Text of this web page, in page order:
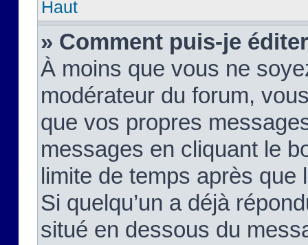
Haut
» Comment puis-je
À moins que vous ne
modérateur du forum,
que vos propres
messages en cliquant le
limite de temps après que
Si quelqu’un a déjà
situé en dessous du